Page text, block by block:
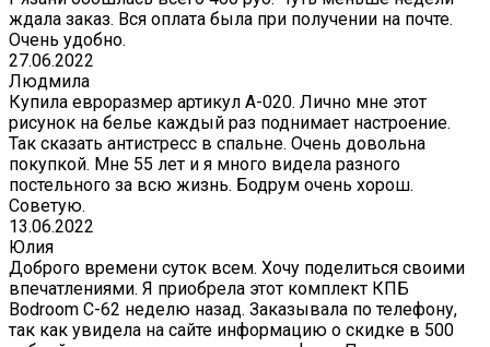
ждала заказ. Вся оплата была при получении на почте.
Очень удобно.
27.06.2022
Людмила
Купила евроразмер артикул А-020. Лично мне этот
рисунок на белье каждый раз поднимает настроение.
Так сказать антистресс в спальне. Очень довольна
покупкой. Мне 55 лет и я много видела разного
постельного за всю жизнь. Бодрум очень хорош.
Советую.
13.06.2022
Юлия
Доброго времени суток всем. Хочу поделиться своими
впечатлениями. Я приобрела этот комплект КПБ
Bodroom C-62 неделю назад. Заказывала по телефону,
так как увидела на сайте информацию о скидке в 500